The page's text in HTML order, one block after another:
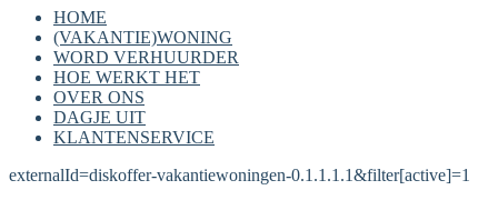
HOME
(VAKANTIE)WONING
WORD VERHUURDER
HOE WERKT HET
OVER ONS
DAGJE UIT
KLANTENSERVICE
externalId=diskoffer-vakantiewoningen-0.1.1.1.1&filter[active]=1